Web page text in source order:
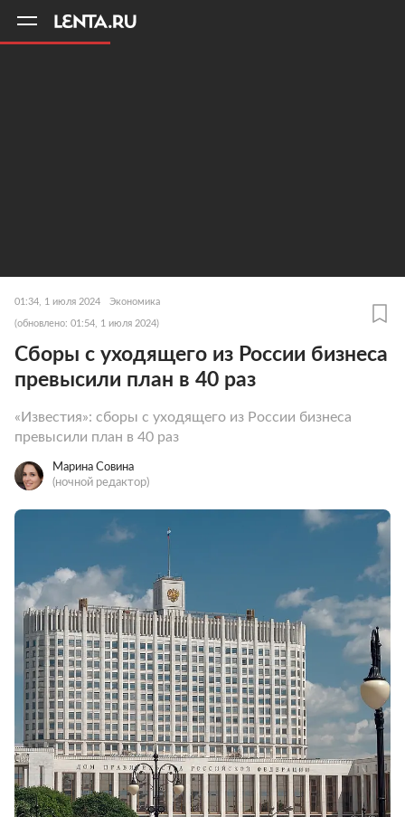
01:34, 1 июля 2024 Экономика
(обновлено: 01:54, 1 июля 2024)
Сборы с уходящего из России бизнеса
превысили план в 40 раз
«Известия»: сборы с уходящего из России бизнеса
превысили план в 40 раз
Марина Совина
(ночной редактор)